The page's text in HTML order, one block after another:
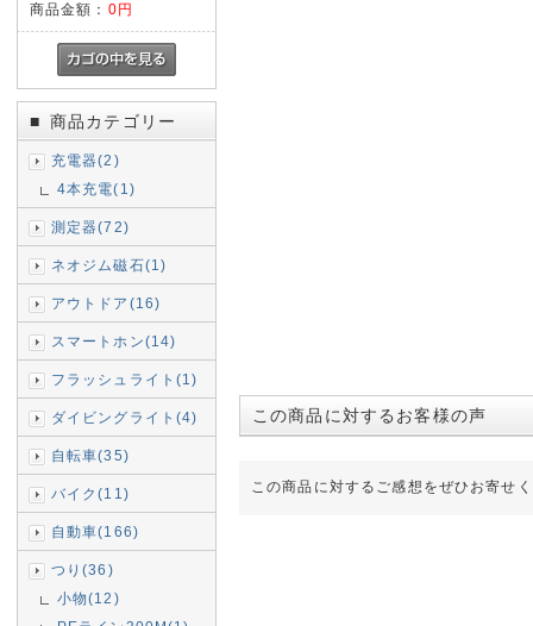
商品金額： 0円
■ 商品カテゴリー
充電器(2)
4本充電(1)
測定器(72)
ネオジム磁石(1)
アウトドア(16)
スマートホン(14)
フラッシュライト(1)
ダイビングライト(4)
自転車(35)
バイク(11)
自動車(166)
つり(36)
小物(12)
この商品に対するお客様の声
この商品に対するご感想をぜひお寄せ